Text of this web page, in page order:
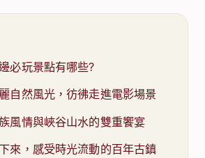
必玩景點有哪些?
麗自然風光，彷彿走進電影場景
族風情與峽谷山水的雙重饗宴
下來，感受時光流動的百年古鎮